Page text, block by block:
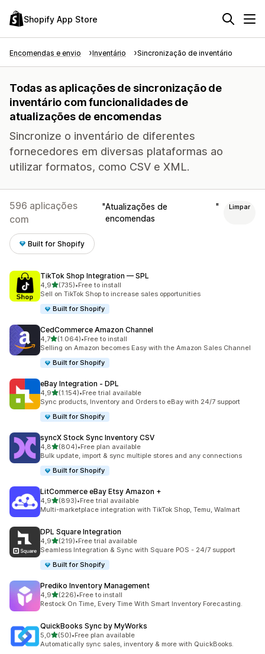
Shopify App Store
Encomendas e envio Inventário Sincronização de inventário
Todas as aplicações de sincronização de
inventário com funcionalidades de
atualizações de encomendas
Sincronize o inventário de diferentes
fornecedores em diversas plataformas ao
utilizar formatos, como CSV e XML.
596 aplicações
com
Atualizações de
encomendas
Limpar
Built for Shopify
TikTok Shop Integration — SPL
4,9de 5 estrelas
(735)
735 total de avaliações
•Free to install
Sell on TikTok Shop to increase sales opportunities
Built for Shopify
CedCommerce Amazon Channel
4,7de 5 estrelas
(1.064)
1064 total de avaliações
•Free to install
Selling on Amazon becomes Easy with the Amazon Sales Channel
Built for Shopify
eBay Integration ‑ DPL
4,9de 5 estrelas
(1.154)
1154 total de avaliações
•Free trial available
Sync products, Inventory and Orders to eBay with 24/7 support
Built for Shopify
syncX Stock Sync Inventory CSV
4,8de 5 estrelas
(804)
804 total de avaliações
•Free plan available
Bulk update, import & sync multiple stores and any connections
Built for Shopify
LitCommerce eBay Etsy Amazon +
4,9de 5 estrelas
(893)
893 total de avaliações
•Free trial available
Multi-marketplace integration with TikTok Shop, Temu, Walmart
DPL Square Integration
4,9de 5 estrelas
(219)
219 total de avaliações
•Free trial available
Seamless Integration & Sync with Square POS - 24/7 support
Built for Shopify
Prediko Inventory Management
4,9de 5 estrelas
(226)
226 total de avaliações
•Free to install
Restock On Time, Every Time With Smart Inventory Forecasting.
QuickBooks Sync by MyWorks
5,0de 5 estrelas
(50)
50 total de avaliações
•Free plan available
Automatically sync sales, inventory & more with QuickBooks.